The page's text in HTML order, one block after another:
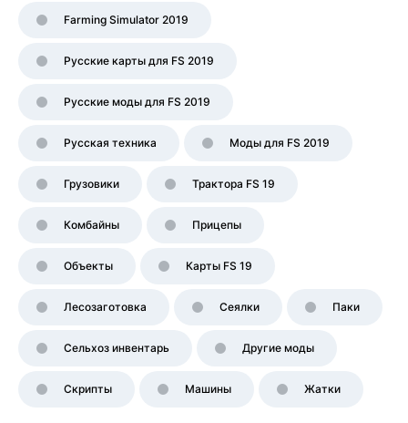
Farming Simulator 2019
Русские карты для FS 2019
Русские моды для FS 2019
Русская техника Моды для FS 2019
Грузовики Трактора FS 19
Комбайны Прицепы
Объекты Карты FS 19
Лесозаготовка Сеялки Паки
Сельхоз инвентарь Другие моды
Скрипты Машины Жатки